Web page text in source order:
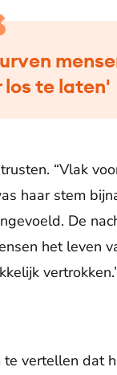
los te laten'
“Vlak
haar stem
De
het leven
vertellen dat